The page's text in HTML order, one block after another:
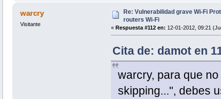
warcry
Visitante
Re: Vulnerabilidad grave Wi-Fi
routers Wi-Fi
« Respuesta #112 en: 12-01-2012, 09:21
Cita de: damot en
warcry, para que
skipping...", debes